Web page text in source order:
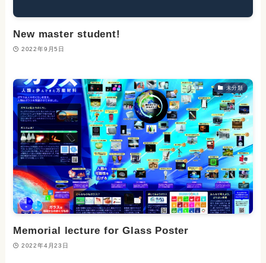
New master student!
2022年9月5日
未分類
Memorial lecture for Glass Poster
2022年4月23日